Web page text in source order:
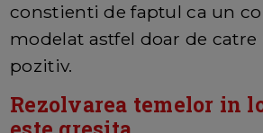
constienti de faptul ca un
modelat astfel doar de
pozitiv.
Rezolvarea temelor in